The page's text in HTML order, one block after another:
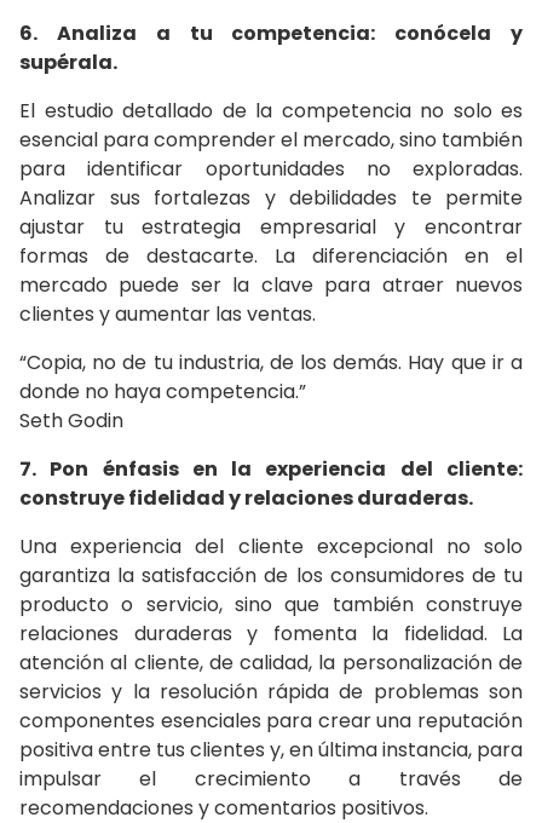
6. Analiza a tu competencia: conócela y
supérala.
El estudio detallado de la competencia no solo es
esencial para comprender el mercado, sino también
para identificar oportunidades no exploradas.
Analizar sus fortalezas y debilidades te permite
ajustar tu estrategia empresarial y encontrar
formas de destacarte. La diferenciación en el
mercado puede ser la clave para atraer nuevos
clientes y aumentar las ventas.
“Copia, no de tu industria, de los demás. Hay que ir a
donde no haya competencia.”
Seth Godin
7. Pon énfasis en la experiencia del cliente:
construye fidelidad y relaciones duraderas.
Una experiencia del cliente excepcional no solo
garantiza la satisfacción de los consumidores de tu
producto o servicio, sino que también construye
relaciones duraderas y fomenta la fidelidad. La
atención al cliente, de calidad, la personalización de
servicios y la resolución rápida de problemas son
componentes esenciales para crear una reputación
positiva entre tus clientes y, en última instancia, para
impulsar el crecimiento a través de
recomendaciones y comentarios positivos.